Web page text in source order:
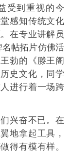
受到重视的今
感知传统文化
在专业讲解员
帖拓片仿佛活
勃的《滕王阁
史文化，同学
进行着一场跨
兴奋不已。在
地拿起工具，
得有模有样。